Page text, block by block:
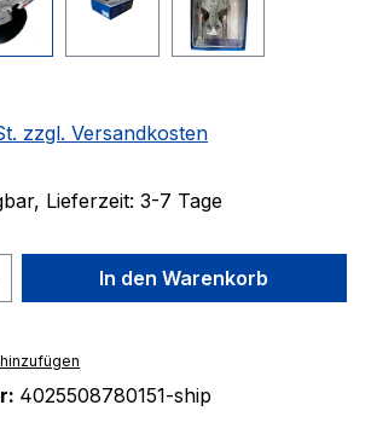
zzgl. Versandkosten
Lieferzeit: 3-7 Tage
Gib den
In den Warenkorb
4025508780151-ship